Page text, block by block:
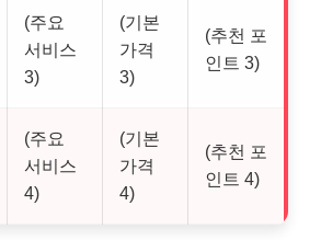
(주요
서비스
3)
(기본
가격
3)
(추천 포
인트 3)
(주요
서비스
4)
(기본
가격
4)
(추천 포
인트 4)